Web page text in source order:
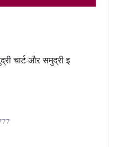
चार्ट और समुद्री इ